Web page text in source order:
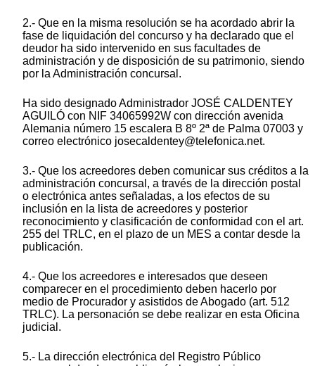
2.- Que en la misma resolución se ha acordado abrir la
fase de liquidación del concurso y ha declarado que el
deudor ha sido intervenido en sus facultades de
administración y de disposición de su patrimonio, siendo
por la Administración concursal.
Ha sido designado Administrador JOSÉ CALDENTEY
AGUILÓ con NIF 34065992W con dirección avenida
Alemania número 15 escalera B 8º 2ª de Palma 07003 y
correo electrónico josecaldentey@telefonica.net.
3.- Que los acreedores deben comunicar sus créditos a la
administración concursal, a través de la dirección postal
o electrónica antes señaladas, a los efectos de su
inclusión en la lista de acreedores y posterior
reconocimiento y clasificación de conformidad con el art.
255 del TRLC, en el plazo de un MES a contar desde la
publicación.
4.- Que los acreedores e interesados que deseen
comparecer en el procedimiento deben hacerlo por
medio de Procurador y asistidos de Abogado (art. 512
TRLC). La personación se debe realizar en esta Oficina
judicial.
5.- La dirección electrónica del Registro Público